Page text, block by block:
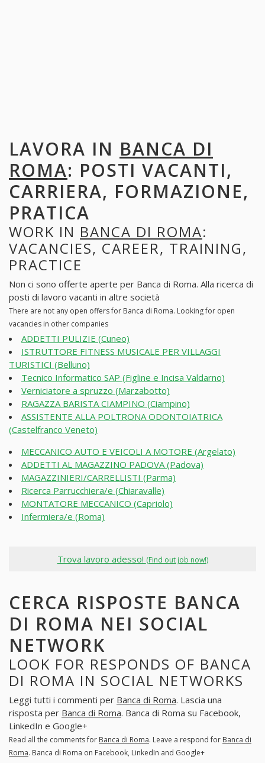
LAVORA IN BANCA DI
ROMA: POSTI VACANTI,
CARRIERA, FORMAZIONE,
PRATICA
WORK IN BANCA DI ROMA:
VACANCIES, CAREER, TRAINING,
PRACTICE
Non ci sono offerte aperte per Banca di Roma. Alla ricerca di
posti di lavoro vacanti in altre società
There are not any open offers for Banca di Roma. Looking for open
vacancies in other companies
ADDETTI PULIZIE (Cuneo)
ISTRUTTORE FITNESS MUSICALE PER VILLAGGI
TURISTICI (Belluno)
Tecnico Informatico SAP (Figline e Incisa Valdarno)
Verniciatore a spruzzo (Marzabotto)
RAGAZZA BARISTA CIAMPINO (Ciampino)
ASSISTENTE ALLA POLTRONA ODONTOIATRICA
(Castelfranco Veneto)
MECCANICO AUTO E VEICOLI A MOTORE (Argelato)
ADDETTI AL MAGAZZINO PADOVA (Padova)
MAGAZZINIERI/CARRELLISTI (Parma)
Ricerca Parrucchiera/e (Chiaravalle)
MONTATORE MECCANICO (Capriolo)
Infermiera/e (Roma)
Trova lavoro adesso! (Find out job now!)
CERCA RISPOSTE BANCA
DI ROMA NEI SOCIAL
NETWORK
LOOK FOR RESPONDS OF BANCA
DI ROMA IN SOCIAL NETWORKS
Leggi tutti i commenti per Banca di Roma. Lascia una
risposta per Banca di Roma. Banca di Roma su Facebook,
LinkedIn e Google+
Read all the comments for Banca di Roma. Leave a respond for Banca di
Roma. Banca di Roma on Facebook, LinkedIn and Google+